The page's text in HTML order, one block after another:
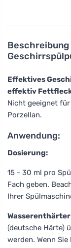
Effektives
effektiv
Nicht geeignet
Porzellan.
Anwendung:
Dosierung:
15 - 30 ml pro
Fach geben.
Ihrer
(deutsche Härte)
werden. Wenn